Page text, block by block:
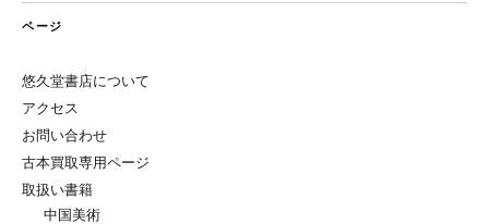
ページ
悠久堂書店について
アクセス
お問い合わせ
古本買取専用ページ
取扱い書籍
中国美術